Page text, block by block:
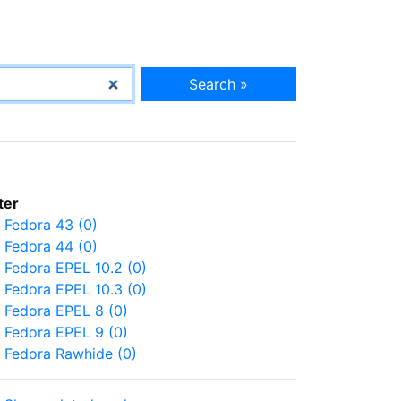
Search »
Fedora 43 (0)
Fedora 44 (0)
Fedora EPEL 10.2 (0)
Fedora EPEL 10.3 (0)
Fedora EPEL 8 (0)
Fedora EPEL 9 (0)
Fedora Rawhide (0)